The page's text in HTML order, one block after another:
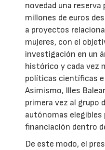
novedad una reserva
millones de euros
a proyectos
mujeres, con el
investigación en un
histórico y cada vez
políticas científicas
Asimismo, Illes
primera vez al grupo
autónomas elegibles
financiación dentro
De este modo, el